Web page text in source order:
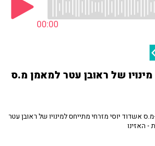
00:00
מינויו של ראובן עטר למאמן מ.ס
אשדוד יוסי מזרחי מתייחס למינויו של ראובן עטר
- האזינו